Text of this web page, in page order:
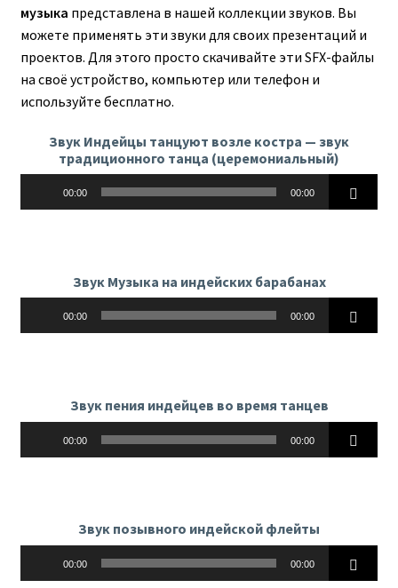
музыка представлена в нашей коллекции звуков. Вы
можете применять эти звуки для своих презентаций и
проектов. Для этого просто скачивайте эти SFX-файлы
на своё устройство, компьютер или телефон и
используйте бесплатно.
Звук Индейцы танцуют возле костра — звук
традиционного танца (церемониальный)
00:00 00:00
Звук Музыка на индейских барабанах
00:00 00:00
Звук пения индейцев во время танцев
00:00 00:00
Звук позывного индейской флейты
00:00 00:00